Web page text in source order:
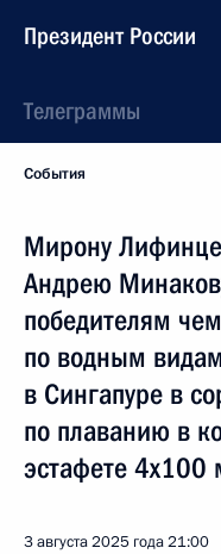
Президент России
Телеграммы
События
Мирону
Андрею
победителям
по водным
в Сингапуре в
по плаванию в
эстафете 4x100
3 августа 2025 года21:00